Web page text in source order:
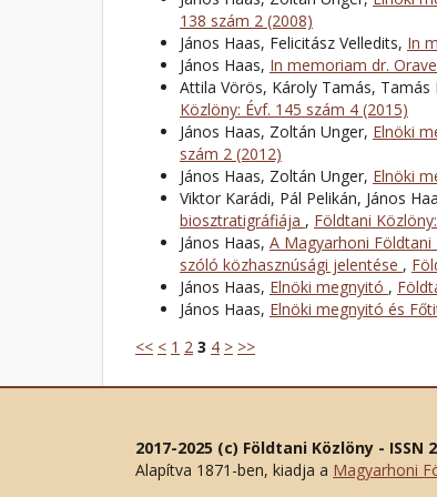
138 szám 2 (2008)
János Haas, Felicitász Velledits, In
János Haas, In memoriam dr.
Attila Vörös, Károly Tamás, Tamás
Közlöny: Évf. 145 szám 4 (2015)
János Haas, Zoltán Unger, Elnöki
szám 2 (2012)
János Haas, Zoltán Unger, Elnöki
Viktor Karádi, Pál Pelikán, János
biosztratigráfiája , Földtani
János Haas, A Magyarhoni
szóló közhasznúsági jelentése ,
János Haas, Elnöki megnyitó ,
János Haas, Elnöki megnyitó és
<< < 1 2 3 4 > >>
2017-2025 (c) Földtani Közlöny -
Alapítva 1871-ben, kiadja a Magyarhoni